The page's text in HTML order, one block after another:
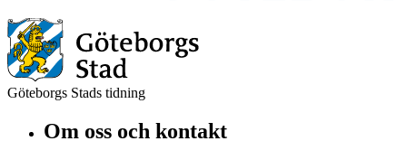
Göteborgs Stads tidning
Om oss och kontakt